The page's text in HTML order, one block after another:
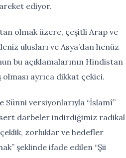
ediyor.
olmak üzere, çeşitli Arap ve
ulusları ve Asya’dan henüz
bu açıklamalarının Hindistan
ayrıca dikkat çekici.
Sünni versiyonlarıyla “İslamî”
darbeler indirdiğimiz radikal
zorluklar ve hedefler
şeklinde ifade edilen “Şii